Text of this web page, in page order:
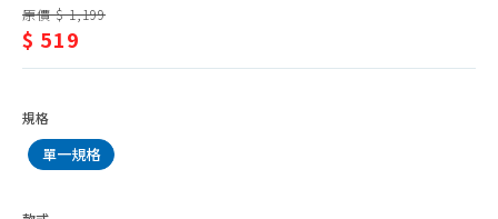
潔/
清
潔
抹布、菜瓜布
垃圾袋
清潔劑品
環境抗菌、防護用品
原價 $ 1,199
$ 519
規格
單一規格